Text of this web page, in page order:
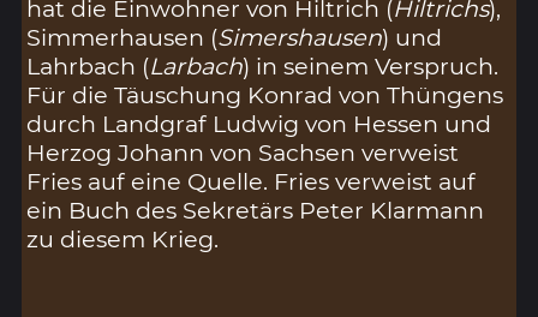
hat die Einwohner von Hiltrich (Hiltrichs),
Simmerhausen (Simershausen) und
Lahrbach (Larbach) in seinem Verspruch.
Für die Täuschung Konrad von Thüngens
durch Landgraf Ludwig von Hessen und
Herzog Johann von Sachsen verweist
Fries auf eine Quelle. Fries verweist auf
ein Buch des Sekretärs Peter Klarmann
zu diesem Krieg.